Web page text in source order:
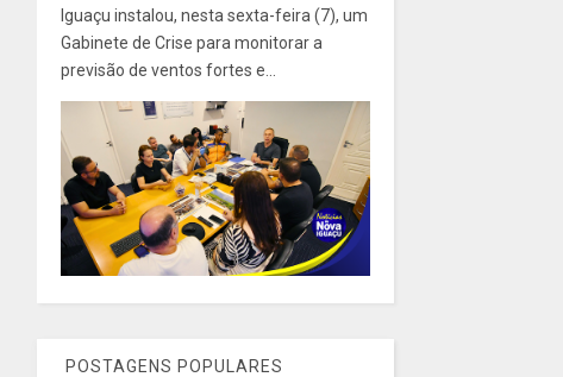
Iguaçu instalou, nesta sexta-feira (7), um
Gabinete de Crise para monitorar a
previsão de ventos fortes e...
POSTAGENS POPULARES